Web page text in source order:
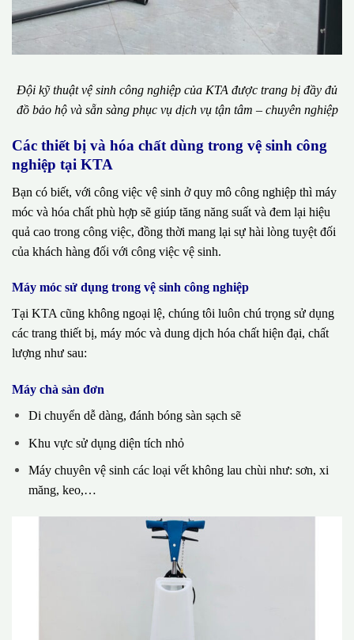
Đội kỹ thuật vệ sinh công nghiệp của KTA được trang bị đầy đủ
đồ bảo hộ và sẵn sàng phục vụ dịch vụ tận tâm – chuyên nghiệp
Các thiết bị và hóa chất dùng trong vệ sinh công
nghiệp tại KTA
Bạn có biết, với công việc vệ sinh ở quy mô công nghiệp thì máy
móc và hóa chất phù hợp sẽ giúp tăng năng suất và đem lại hiệu
quả cao trong công việc, đồng thời mang lại sự hài lòng tuyệt đối
của khách hàng đối với công việc vệ sinh.
Máy móc sử dụng trong vệ sinh công nghiệp
Tại KTA cũng không ngoại lệ, chúng tôi luôn chú trọng sử dụng
các trang thiết bị, máy móc và dung dịch hóa chất hiện đại, chất
lượng như sau:
Máy chà sàn đơn
Di chuyển dễ dàng, đánh bóng sàn sạch sẽ
Khu vực sử dụng diện tích nhỏ
Máy chuyên vệ sinh các loại vết không lau chùi như: sơn, xi
măng, keo,…